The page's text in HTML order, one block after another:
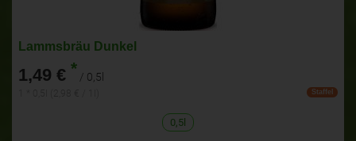
Lammsbräu Dunkel
1,49 € * / 0,5l
Staffel
0,5l